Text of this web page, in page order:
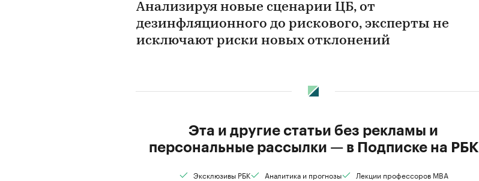
Анализируя новые сценарии ЦБ, от
дезинфляционного до рискового, эксперты не
исключают риски новых отклонений
Эта и другие статьи без рекламы и
персональные рассылки — в Подписке на РБК
Эксклюзивы РБК Аналитика и прогнозы Лекции профессоров MBA